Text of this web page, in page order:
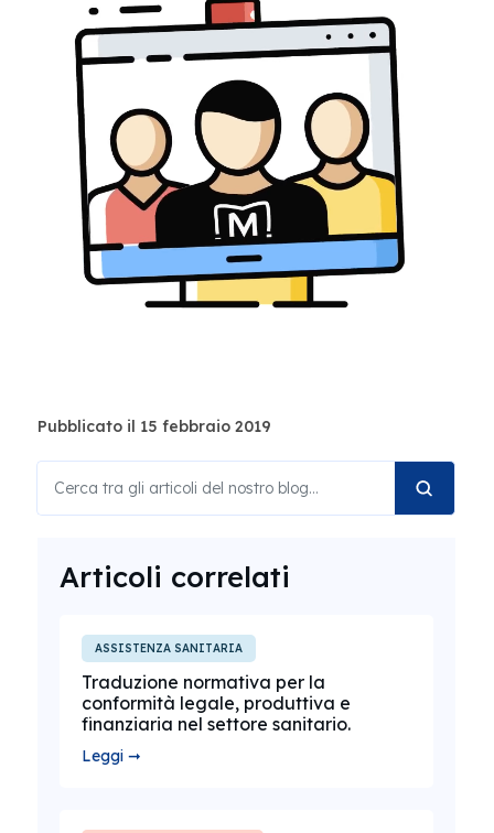
Pubblicato il 15 febbraio 2019
Articoli correlati
ASSISTENZA SANITARIA
Traduzione normativa per la
conformità legale, produttiva e
finanziaria nel settore sanitario.
Leggi ➞